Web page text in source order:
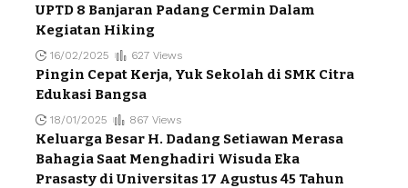
UPTD 8 Banjaran Padang Cermin Dalam
Kegiatan Hiking
16/02/2025 627 Views
Pingin Cepat Kerja, Yuk Sekolah di SMK Citra
Edukasi Bangsa
18/01/2025 867 Views
Keluarga Besar H. Dadang Setiawan Merasa
Bahagia Saat Menghadiri Wisuda Eka
Prasasty di Universitas 17 Agustus 45 Tahun